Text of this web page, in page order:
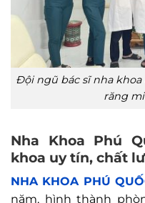
Đội ngũ bác sĩ nha khoa
răng
Nha Khoa Phú
khoa uy tín, chất
NHA KHOA PHÚ
năm, hình thành